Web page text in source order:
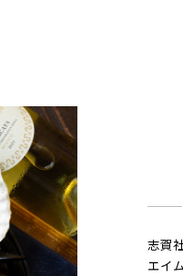
志賀
エイ